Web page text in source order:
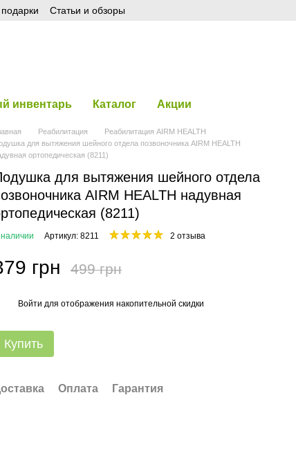
Статьи и обзоры
инвентарь Каталог Акции
Реабилитация
Реабилитация AIRM HEALTH
для вытяжения шейного отдела позвоночника AIRM HEALTH
ортопедическая (8211)
для вытяжения шейного отдела
AIRM HEALTH надувная
(8211)
Артикул: 8211 2 отзыва
грн 499 грн
Войти для отображения накопительной скидки
Купить
Оплата Гарантия